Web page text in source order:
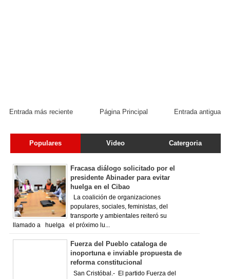
Entrada más reciente Entrada antigua
Página Principal
Populares Video Catergoria
Fracasa diálogo solicitado por el
presidente Abinader para evitar
huelga en el Cibao
La coalición de organizaciones
populares, sociales, feministas, del
transporte y ambientales reiteró su
llamado a huelga el próximo lu...
Fuerza del Pueblo cataloga de
inoportuna e inviable propuesta de
reforma constitucional
San Cristóbal.- El partido Fuerza del